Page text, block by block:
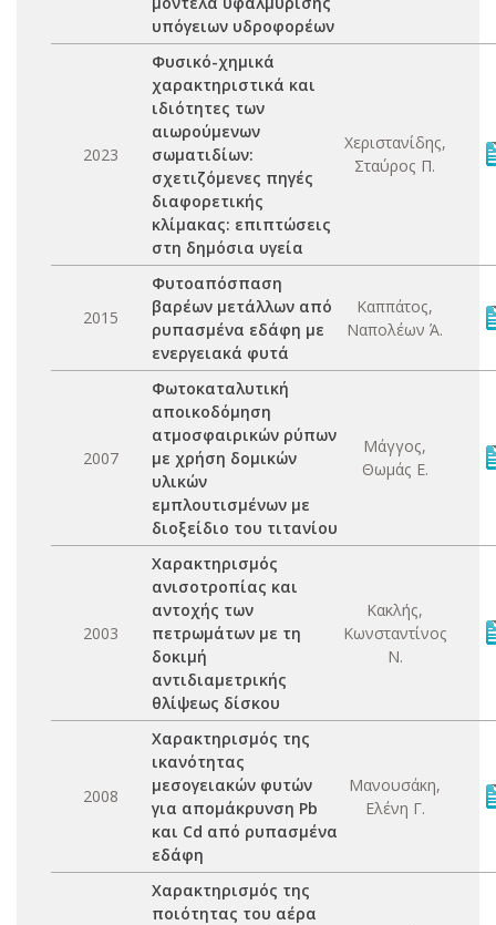
υπόγειων υδροφορέων
2023
Φυσικό-χημικά
χαρακτηριστικά και
ιδιότητες των
αιωρούμενων
σωματιδίων:
σχετιζόμενες πηγές
διαφορετικής
κλίμακας: επιπτώσεις
στη δημόσια υγεία
Χεριστανίδης,
Σταύρος Π.
2015
Φυτοαπόσπαση
βαρέων μετάλλων από
ρυπασμένα εδάφη με
ενεργειακά φυτά
Καππάτος,
Ναπολέων Ά.
2007
Φωτοκαταλυτική
αποικοδόμηση
ατμοσφαιρικών ρύπων
με χρήση δομικών
υλικών
εμπλουτισμένων με
διοξείδιο του τιτανίου
Μάγγος,
Θωμάς Ε.
2003
Χαρακτηρισμός
ανισοτροπίας και
αντοχής των
πετρωμάτων με τη
δοκιμή
αντιδιαμετρικής
θλίψεως δίσκου
Κακλής,
Κωνσταντίνος
Ν.
2008
Χαρακτηρισμός της
ικανότητας
μεσογειακών φυτών
για απομάκρυνση Pb
και Cd από ρυπασμένα
εδάφη
Μανουσάκη,
Ελένη Γ.
Χαρακτηρισμός της
ποιότητας του αέρα